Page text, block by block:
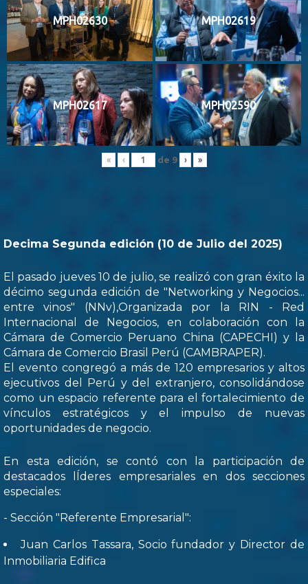
MPH02630 MPH02619
MPH02617 MPH02590
« ‹ de 9 › »
Decima Segunda edición (10 de Julio del 2025)
El pasado jueves 10 de julio, se realizó con gran éxito la
décimo segunda edición de "Networking y Negocios...
entre vinos" (NNv),Organizada por la RIN - Red
Internacional de Negocios, en colaboración con la
Cámara de Comercio Peruano China (CAPECHI) y la
Cámara de Comercio Brasil Perú (CAMBRAPER).
El evento congregó a más de 120 empresarios y altos
ejecutivos del Perú y del extranjero, consolidándose
como un espacio referente para el fortalecimiento de
vínculos estratégicos y el impulso de nuevas
oportunidades de negocio.
En esta edición, se contó con la participación de
destacados lÍderes empresariales en dos secciones
especiales:
- Sección "Referente Empresarial":
Juan Carlos Tassara, Socio fundador y Director de
Inmobiliaria Edifica